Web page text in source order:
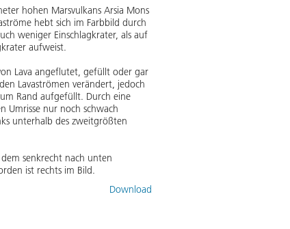
hohen Marsvulkans Arsia Mons
hebt sich im Farbbild durch
weniger Einschlagkrater, als auf
aufweist.
Lava angeflutet, gefüllt oder gar
Lavaströmen verändert, jedoch
Rand aufgefüllt. Durch eine
Umrisse nur noch schwach
unterhalb des zweitgrößten
senkrecht nach unten
ist rechts im Bild.
Download